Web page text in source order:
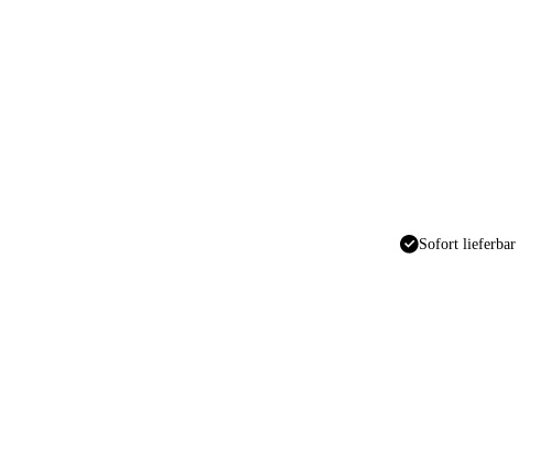
Sofort lieferbar